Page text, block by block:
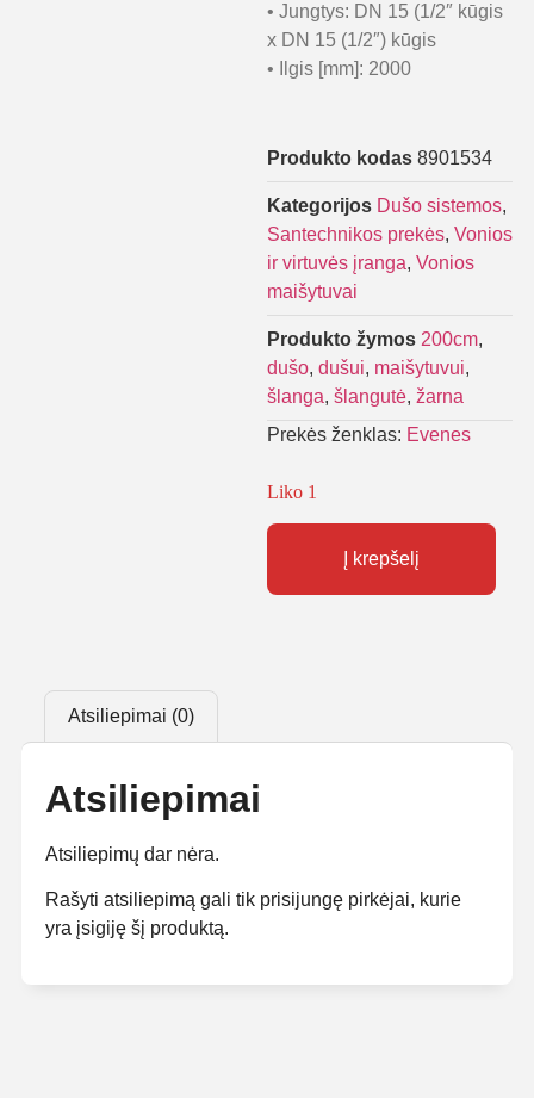
• Jungtys: DN 15 (1/2″ kūgis
x DN 15 (1/2″) kūgis
• Ilgis [mm]: 2000
Produkto kodas 8901534
Kategorijos Dušo sistemos,
Santechnikos prekės, Vonios
ir virtuvės įranga, Vonios
maišytuvai
Produkto žymos 200cm,
dušo, dušui, maišytuvui,
šlanga, šlangutė, žarna
Prekės ženklas: Evenes
Liko 1
Į krepšelį
Atsiliepimai (0)
Atsiliepimai
Atsiliepimų dar nėra.
Rašyti atsiliepimą gali tik prisijungę pirkėjai, kurie
yra įsigiję šį produktą.